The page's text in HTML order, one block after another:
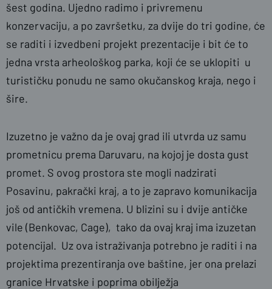
šest godina. Ujedno radimo i privremenu
konzervaciju, a po završetku, za dvije do tri godine, će
se raditi i izvedbeni projekt prezentacije i bit će to
jedna vrsta arheološkog parka, koji će se uklopiti u
turističku ponudu ne samo okučanskog kraja, nego i
šire.
Izuzetno je važno da je ovaj grad ili utvrda uz samu
prometnicu prema Daruvaru, na kojoj je dosta gust
promet. S ovog prostora ste mogli nadzirati
Posavinu, pakrački kraj, a to je zapravo komunikacija
još od antičkih vremena. U blizini su i dvije antičke
vile (Benkovac, Cage), tako da ovaj kraj ima izuzetan
potencijal. Uz ova istraživanja potrebno je raditi i na
projektima prezentiranja ove baštine, jer ona prelazi
granice Hrvatske i poprima obilježja